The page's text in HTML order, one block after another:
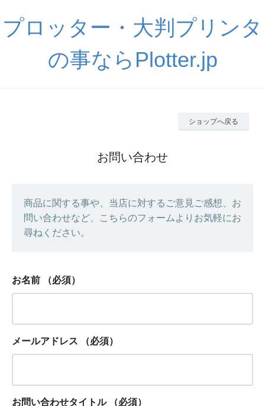
プロッター・大判プリンタ
の事ならPlotter.jp
ショップへ戻る
お問い合わせ
商品に関する事や、当店に対するご意見ご感想、お
問い合わせなど、こちらのフォームよりお気軽にお
尋ねください。
お名前 （必須）
メールアドレス （必須）
お問い合わせタイトル （必須）